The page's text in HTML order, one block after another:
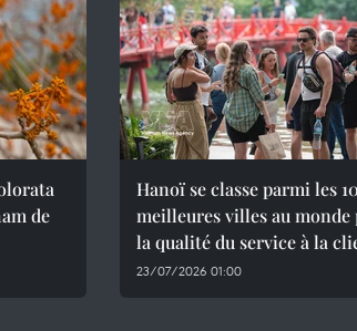
de
Hanoï se classe parmi les 10
meilleures villes au monde
la qualité du service à la
23/07/2026 01:00